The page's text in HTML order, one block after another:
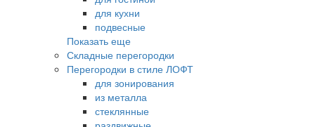
для кухни
подвесные
Показать еще
Складные перегородки
Перегородки в стиле ЛОФТ
для зонирования
из металла
стеклянные